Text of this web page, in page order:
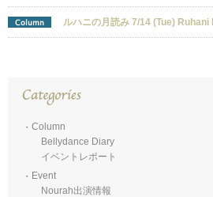
Column ルハニの月読み 7/14 (Tue)
Column
Bellydance Diary
イベントレポート
Event
Nourah出演情報